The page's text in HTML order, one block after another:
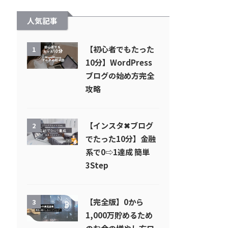
人気記事
1
【初心者でもたった
10分】WordPress
ブログの始め方完全
攻略
2
【インスタ✖︎ブログ
でたった10分】金融
系で0⇨1達成 簡単
3Step
3
【完全版】0から
1,000万貯めるため